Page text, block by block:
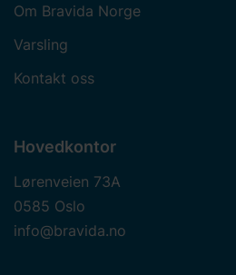
Om Bravida Norge
Varsling
Kontakt oss
Hovedkontor
Lørenveien 73A
0585 Oslo
info@bravida.no